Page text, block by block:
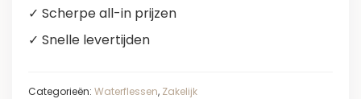
✓ Scherpe all-in prijzen
✓ Snelle levertijden
Categorieën: Waterflessen, Zakelijk